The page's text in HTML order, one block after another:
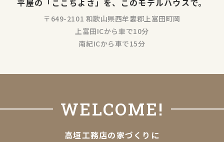
〒649-2101 和歌山県西牟婁郡上富田町岡
上富田ICから車で10分
南紀ICから車で15分
WELCOME!
高垣工務店の家づくりに